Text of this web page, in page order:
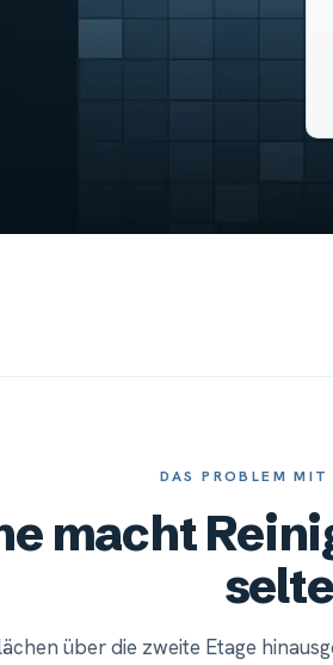
DAS PROBLEM MIT
macht
über die zweite Etage